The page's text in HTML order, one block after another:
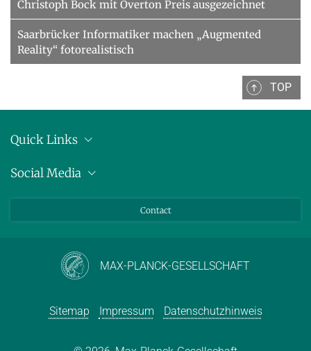
Christoph Bock mit Overton Preis ausgezeichnet
Saarbrücker Informatiker machen „Augmented
Reality“ fotorealistisch
TOP
Quick Links
Pressemitteilungen
Social Media
Contact
MAX-PLANCK-GESELLSCHAFT
Sitemap Impressum Datenschutzhinweis